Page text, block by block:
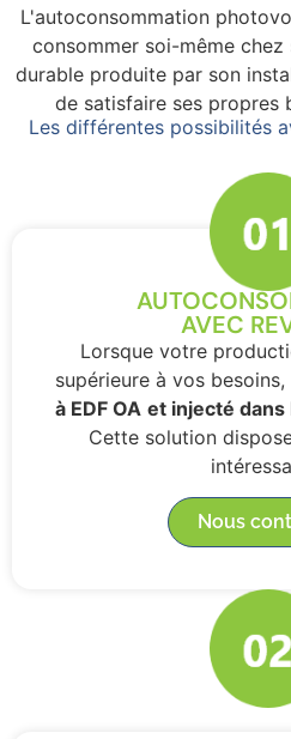
L'autoconsommation
consommer soi-même
durable produite par son
de satisfaire ses propres
Les différentes possibilités
AVEC
Lorsque votre
supérieure à vos besoins,
à EDF OA et injecté
Cette solution dispose
Nous